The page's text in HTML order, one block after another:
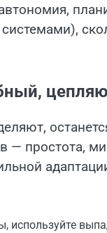
— простота,
используйте